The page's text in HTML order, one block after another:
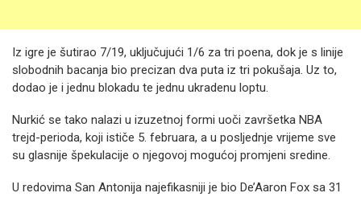
Iz igre je šutirao 7/19, uključujući 1/6 za tri poena, dok je s linije
slobodnih bacanja bio precizan dva puta iz tri pokušaja. Uz to,
dodao je i jednu blokadu te jednu ukradenu loptu.
Nurkić se tako nalazi u izuzetnoj formi uoči završetka NBA
trejd-perioda, koji ističe 5. februara, a u posljednje vrijeme sve
su glasnije špekulacije o njegovoj mogućoj promjeni sredine.
U redovima San Antonija najefikasniji je bio De’Aaron Fox sa 31